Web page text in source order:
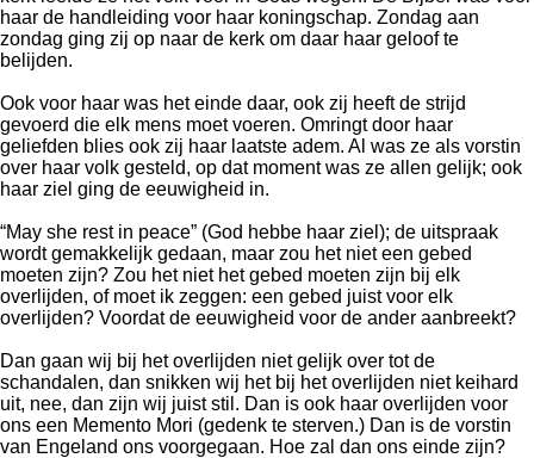
haar de handleiding voor haar koningschap. Zondag aan
zondag ging zij op naar de kerk om daar haar geloof te
belijden.
Ook voor haar was het einde daar, ook zij heeft de strijd
gevoerd die elk mens moet voeren. Omringt door haar
geliefden blies ook zij haar laatste adem. Al was ze als vorstin
over haar volk gesteld, op dat moment was ze allen gelijk; ook
haar ziel ging de eeuwigheid in.
“May she rest in peace” (God hebbe haar ziel); de uitspraak
wordt gemakkelijk gedaan, maar zou het niet een gebed
moeten zijn? Zou het niet het gebed moeten zijn bij elk
overlijden, of moet ik zeggen: een gebed juist voor elk
overlijden? Voordat de eeuwigheid voor de ander aanbreekt?
Dan gaan wij bij het overlijden niet gelijk over tot de
schandalen, dan snikken wij het bij het overlijden niet keihard
uit, nee, dan zijn wij juist stil. Dan is ook haar overlijden voor
ons een Memento Mori (gedenk te sterven.) Dan is de vorstin
van Engeland ons voorgegaan. Hoe zal dan ons einde zijn?